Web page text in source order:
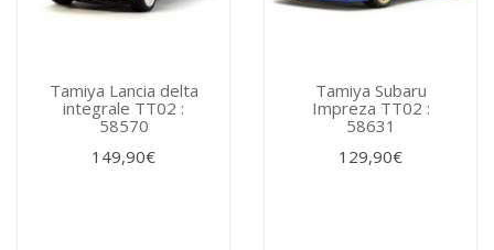
Tamiya Lancia delta
integrale TT02 :
58570
149,90€
Tamiya Subaru
Impreza TT02 :
58631
129,90€